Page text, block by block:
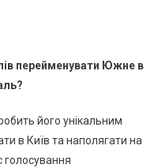
перейменувати Южне в
його унікальним
в Київ та наполягати на
голосування